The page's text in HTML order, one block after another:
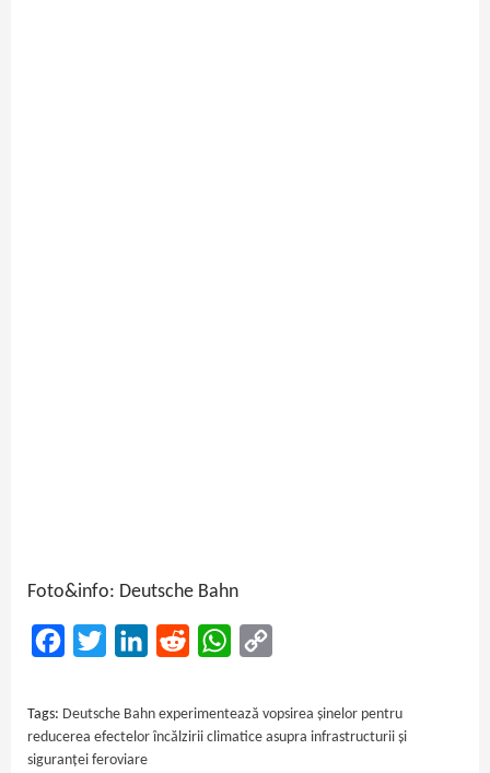
Foto&info: Deutsche Bahn
FacebookTwitter LinkedInReddit WhatsApp
Tags: Deutsche Bahn experimentează vopsirea șinelor pentru
reducerea efectelor încălzirii climatice asupra infrastructurii și
siguranței feroviare